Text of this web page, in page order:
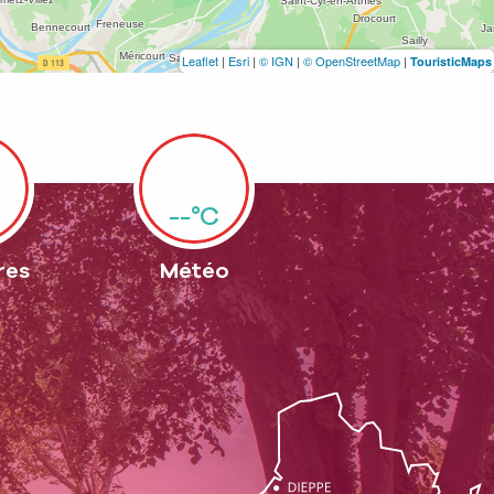
Leaflet | Esri | © IGN | © OpenStreetMap | TouristicMaps
--°C
Météo